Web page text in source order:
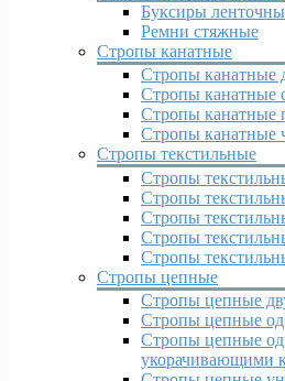
Буксиры
Ремни стяжные
Стропы канатные
Стропы канатные
Стропы канатные
Стропы канатные
Стропы канатные
Стропы текстильные
Стропы
Стропы
Стропы
Стропы
Стропы
Стропы цепные
Стропы цепные
Стропы цепные
Стропы цепные
укорачивающими